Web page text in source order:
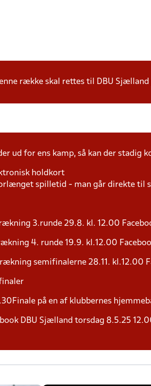
række skal rettes til DBU Sjælland
ud for ens kamp, så kan der stadig
holdkort
spilletid - man går direkte
3.runde 29.8. kl. 12.00
4. runde 19.9. kl.12.00
semifinalerne 28.11. kl.12.00
på en af klubbernes
DBU Sjælland torsdag 8.5.25